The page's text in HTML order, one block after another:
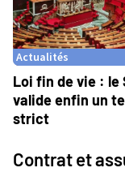
Loi fin de vie : le
valide enfin un
strict
Actualités
Contrat et